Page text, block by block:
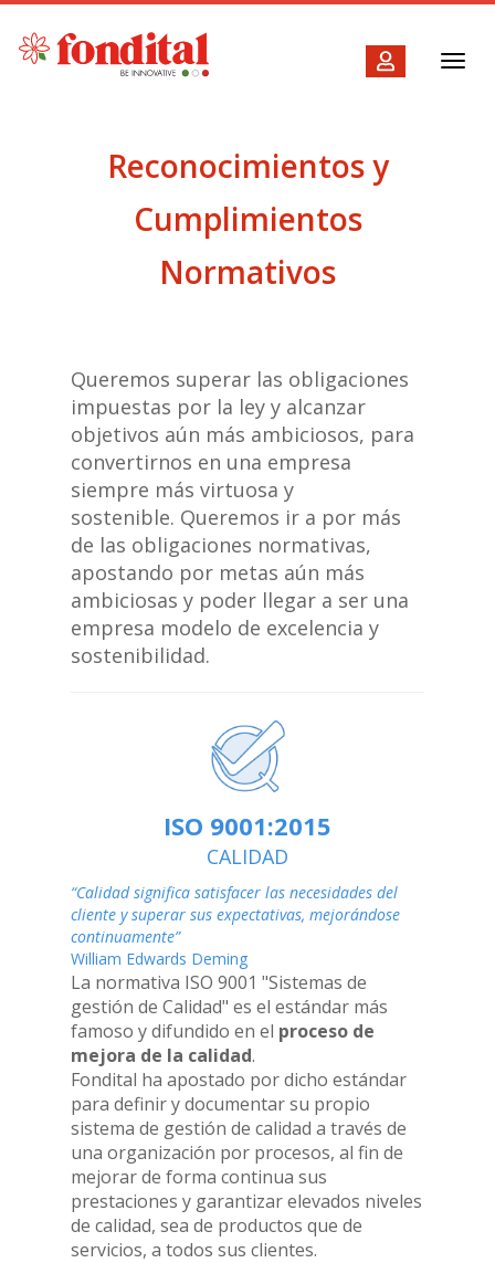
Reconocimientos y
Cumplimientos
Normativos
Queremos superar las obligaciones
impuestas por la ley y alcanzar
objetivos aún más ambiciosos, para
convertirnos en una empresa
siempre más virtuosa y
sostenible. Queremos ir a por más
de las obligaciones normativas,
apostando por metas aún más
ambiciosas y poder llegar a ser una
empresa modelo de excelencia y
sostenibilidad.
ISO 9001:2015
CALIDAD
“Calidad significa satisfacer las necesidades del
cliente y superar sus expectativas, mejorándose
continuamente”
William Edwards Deming
La normativa ISO 9001 "Sistemas de
gestión de Calidad" es el estándar más
famoso y difundido en el proceso de
mejora de la calidad.
Fondital ha apostado por dicho estándar
para definir y documentar su propio
sistema de gestión de calidad a través de
una organización por procesos, al fin de
mejorar de forma continua sus
prestaciones y garantizar elevados niveles
de calidad, sea de productos que de
servicios, a todos sus clientes.